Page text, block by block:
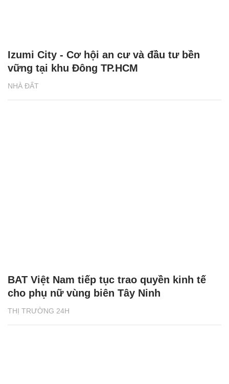
NHÀ ĐẤT
Izumi City - Cơ hội an cư và đầu tư bền
vững tại khu Đông TP.HCM
THỊ TRƯỜNG 24H
BAT Việt Nam tiếp tục trao quyền kinh tế
cho phụ nữ vùng biên Tây Ninh